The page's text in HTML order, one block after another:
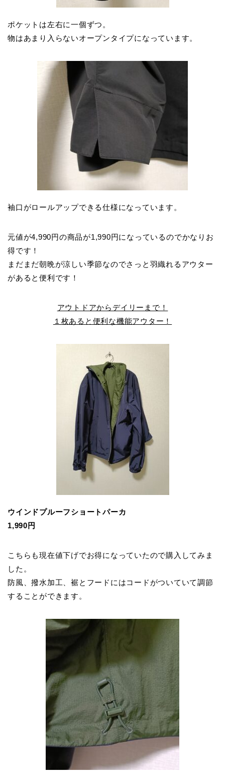
ポケットは左右に一個ずつ。
物はあまり入らないオープンタイプになっています。
袖口がロールアップできる仕様になっています。
元値が4,990円の商品が1,990円になっているのでかなりお
得です！
まだまだ朝晩が涼しい季節なのでさっと羽織れるアウター
があると便利です！
アウトドアからデイリーまで！
１枚あると便利な機能アウター！
ウインドプルーフショートパーカ
1,990円
こちらも現在値下げでお得になっていたので購入してみま
した。
防風、撥水加工、裾とフードにはコードがついていて調節
することができます。